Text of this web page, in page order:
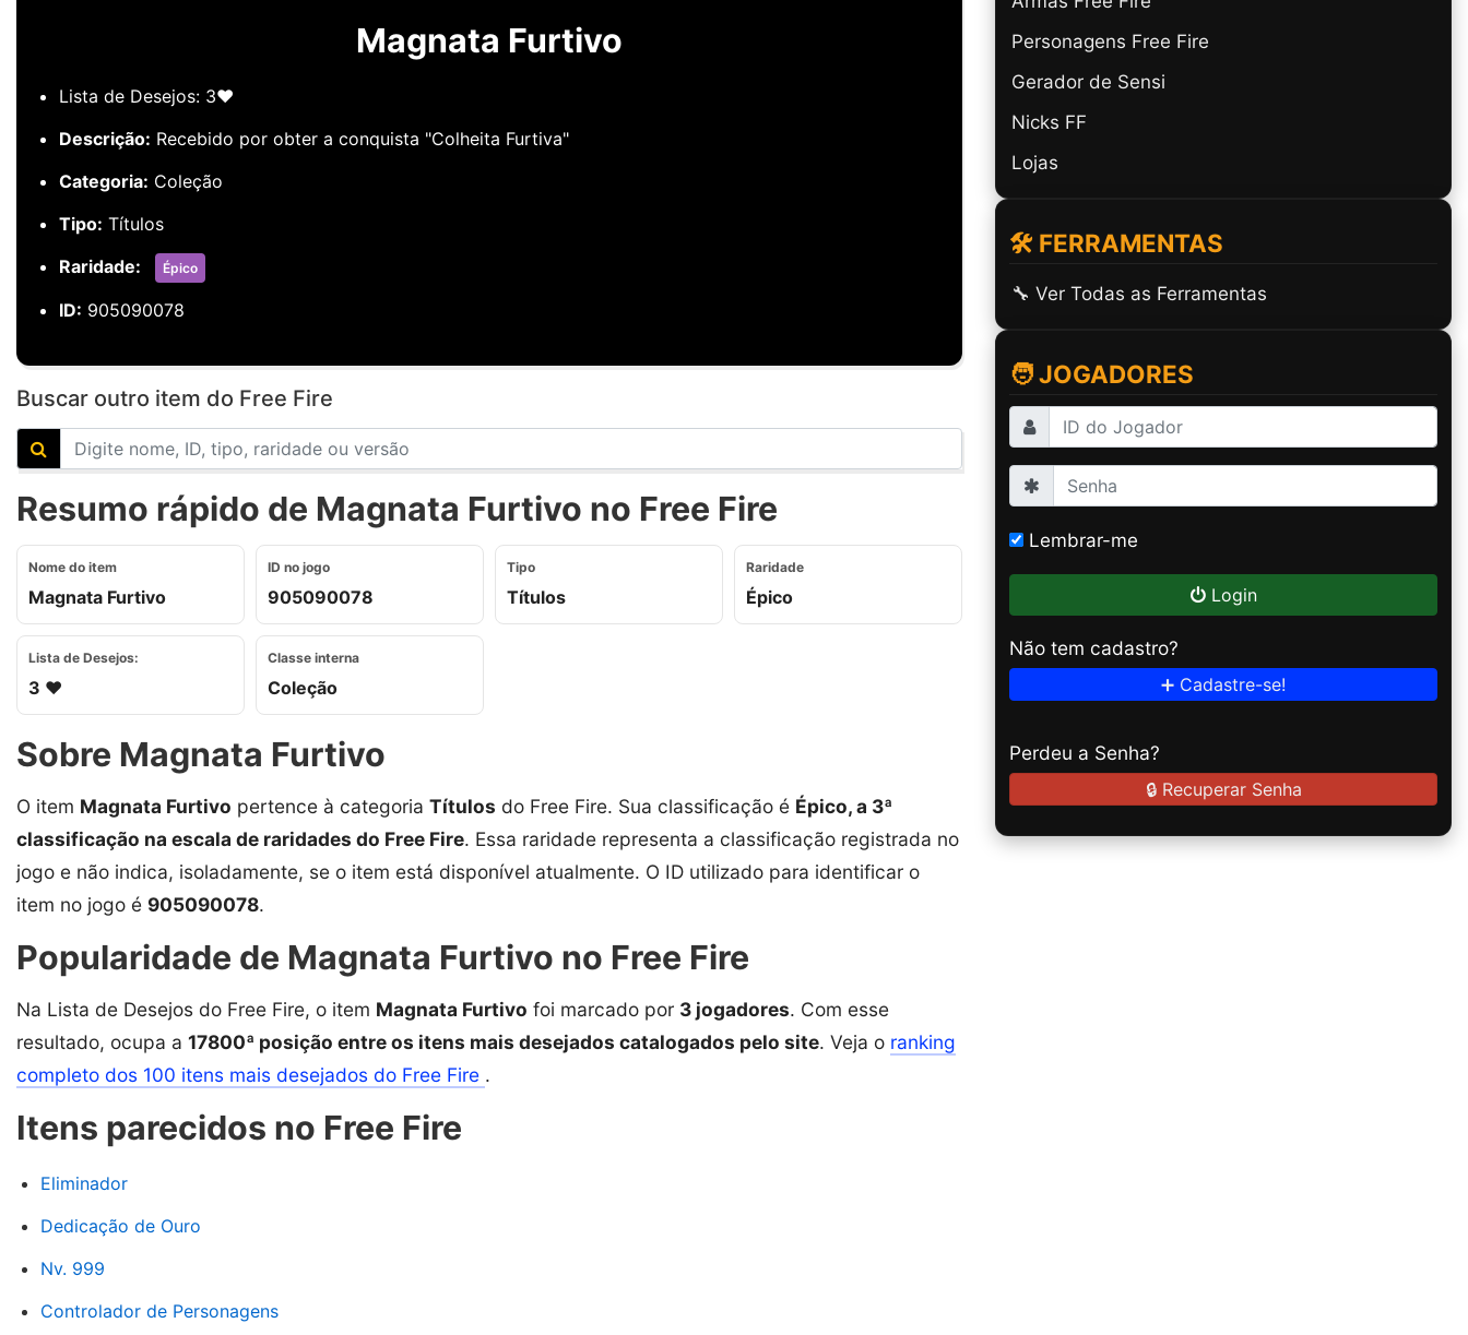
Magnata Furtivo
Lista de Desejos: 3❤️
Descrição: Recebido por obter a conquista "Colheita Furtiva"
Categoria: Coleção
Tipo: Títulos
Raridade:
Épico
ID: 905090078
Buscar outro item do Free Fire
Resumo rápido de Magnata Furtivo no Free Fire
Nome do item
Magnata Furtivo
ID no jogo
905090078
Tipo
Títulos
Raridade
Épico
Lista de Desejos:
3 ❤️
Classe interna
Coleção
Sobre Magnata Furtivo
O item Magnata Furtivo pertence à categoria Títulos do Free Fire. Sua classificação é Épico, a 3ª
classificação na escala de raridades do Free Fire. Essa raridade representa a classificação registrada no
jogo e não indica, isoladamente, se o item está disponível atualmente. O ID utilizado para identificar o
item no jogo é 905090078.
Popularidade de Magnata Furtivo no Free Fire
Na Lista de Desejos do Free Fire, o item Magnata Furtivo foi marcado por 3 jogadores. Com esse
resultado, ocupa a 17800ª posição entre os itens mais desejados catalogados pelo site. Veja o ranking
completo dos 100 itens mais desejados do Free Fire .
Itens parecidos no Free Fire
Eliminador
Dedicação de Ouro
Nv. 999
Controlador de Personagens
Personagens Free Fire
Gerador de Sensi
Nicks FF
Lojas
🛠️ FERRAMENTAS
🔧 Ver Todas as Ferramentas
🧑 JOGADORES
Lembrar-me
Login
Não tem cadastro?
➕ Cadastre-se!
Perdeu a Senha?
🔒 Recuperar Senha